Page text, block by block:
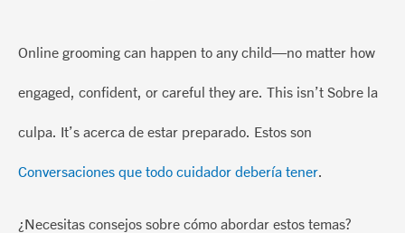
Online grooming can happen to any child—no matter how
engaged, confident, or careful they are. This isn’t Sobre la
culpa. It’s acerca de estar preparado. Estos son
Conversaciones que todo cuidador debería tener.
¿Necesitas consejos sobre cómo abordar estos temas?